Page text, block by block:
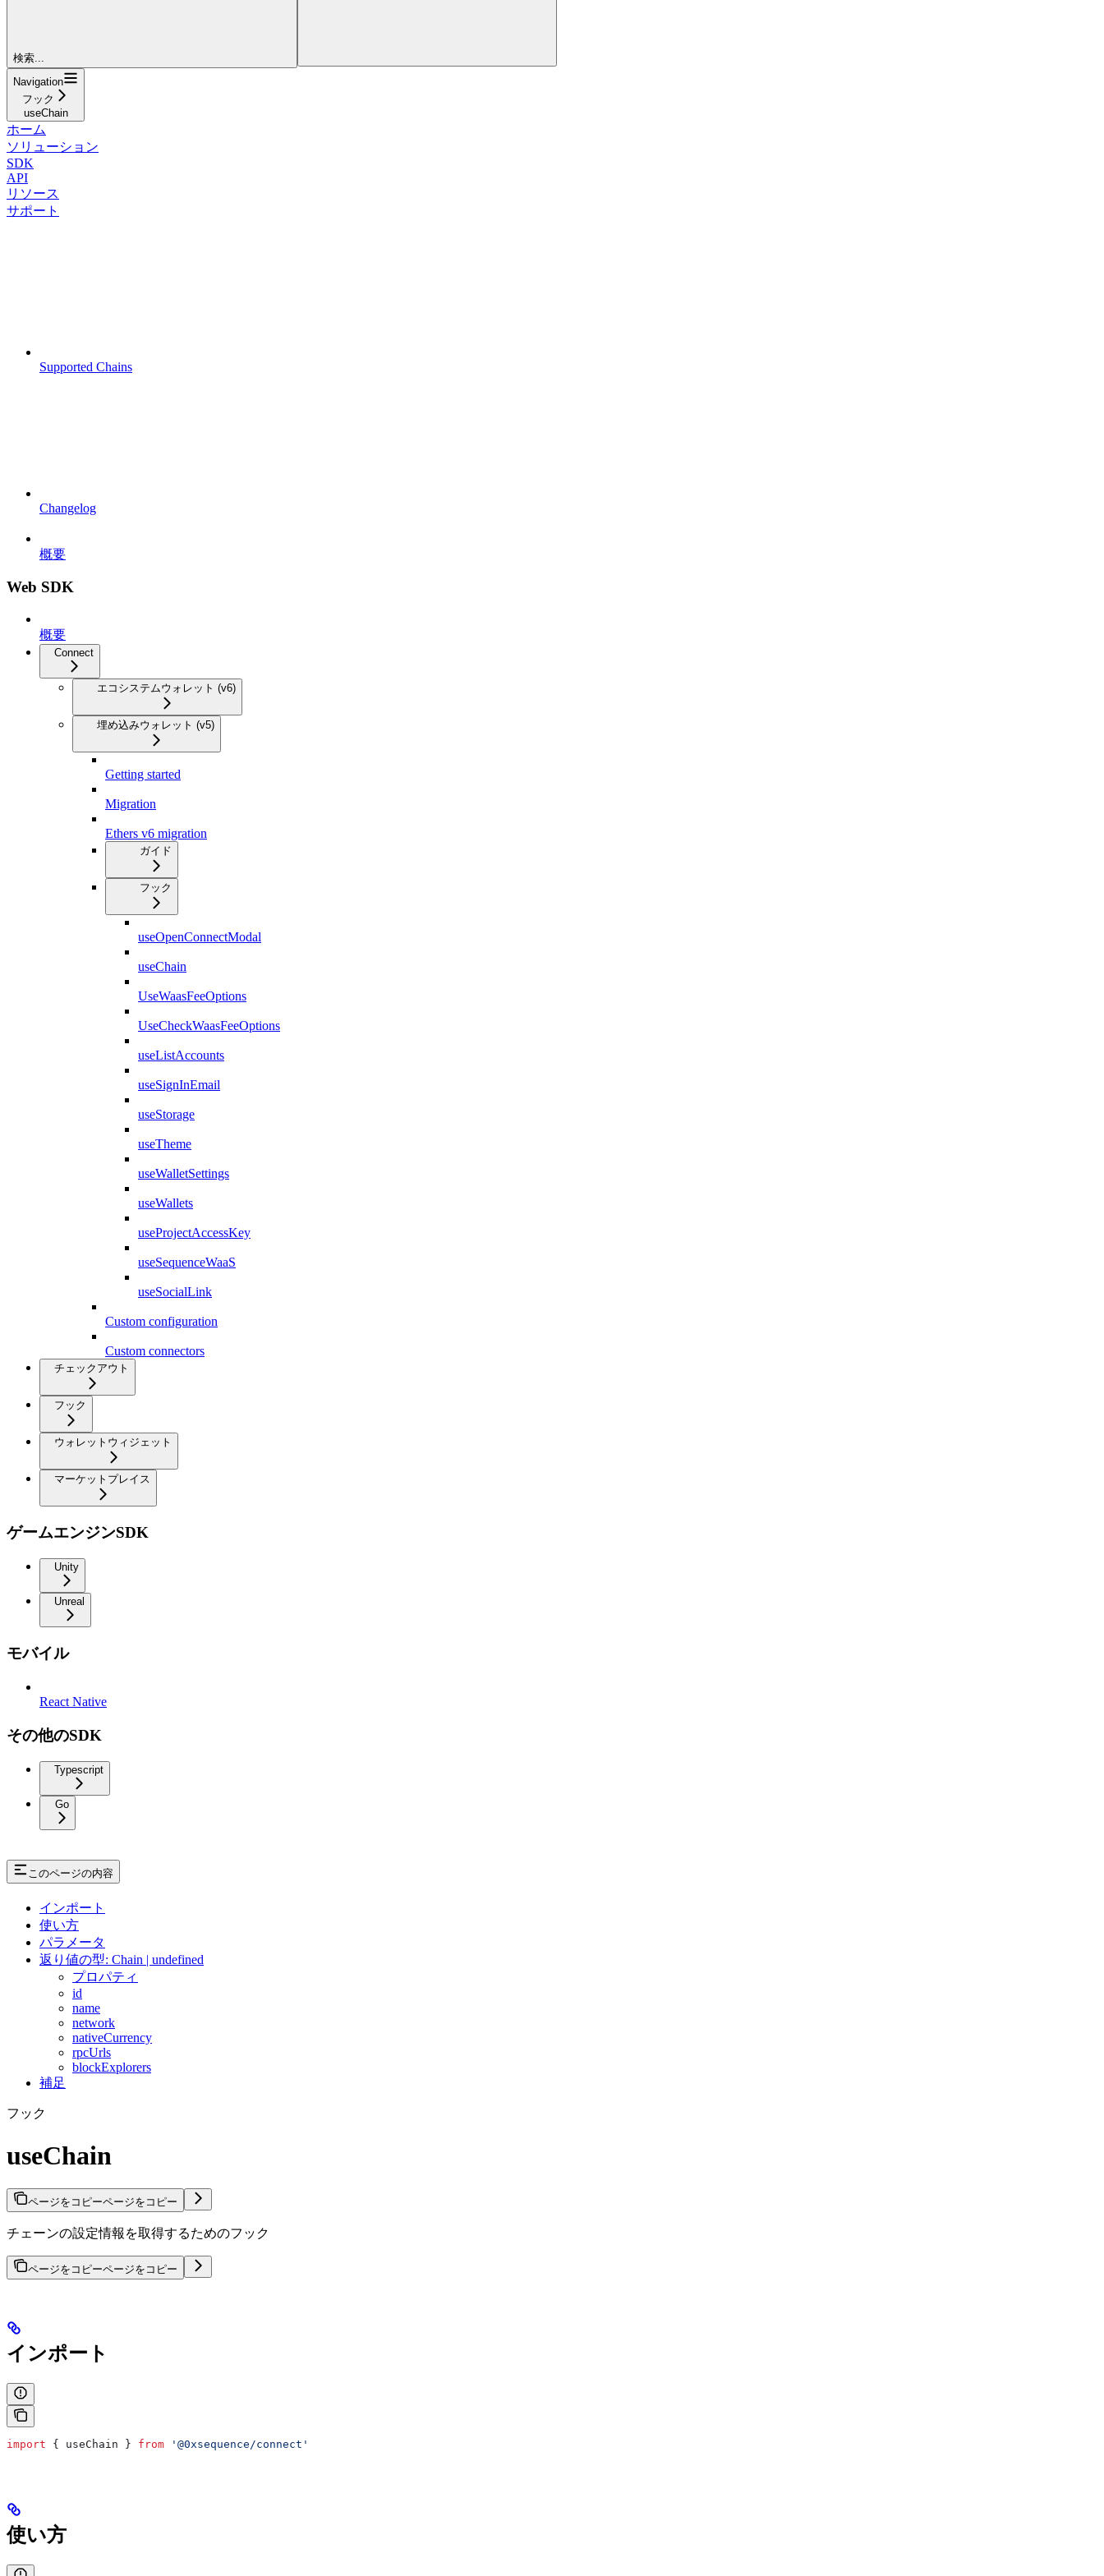
検索...
Navigation
フック
useChain
ホーム
ソリューション
SDK
API
リソース
サポート
Supported Chains
Changelog
概要
Web SDK
概要
Connect
エコシステムウォレット (v6)
埋め込みウォレット (v5)
Getting started
Migration
Ethers v6 migration
ガイド
フック
useOpenConnectModal
useChain
UseWaasFeeOptions
UseCheckWaasFeeOptions
useListAccounts
useSignInEmail
useStorage
useTheme
useWalletSettings
useWallets
useProjectAccessKey
useSequenceWaaS
useSocialLink
Custom configuration
Custom connectors
チェックアウト
フック
ウォレットウィジェット
マーケットプレイス
ゲームエンジンSDK
Unity
Unreal
モバイル
React Native
その他のSDK
Typescript
Go
このページの内容
インポート
使い方
パラメータ
返り値の型: Chain | undefined
プロパティ
id
name
network
nativeCurrency
rpcUrls
blockExplorers
補足
フック
useChain
ページをコピーページをコピー
チェーンの設定情報を取得するためのフック
ページをコピーページをコピー
インポート
import { useChain } from '@0xsequence/connect'
使い方